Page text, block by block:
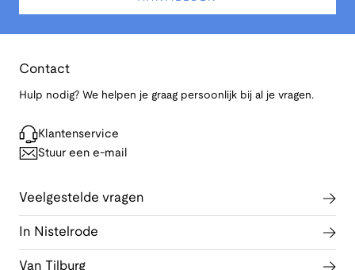
Contact
Hulp nodig? We helpen je graag persoonlijk bij al je vragen.
Klantenservice
Stuur een e-mail
Veelgestelde vragen
In Nistelrode
Van Tilburg